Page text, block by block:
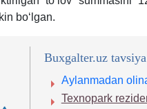
boʻlgan.
Buxgalter.uz
Aylanmadan
Teхnopark